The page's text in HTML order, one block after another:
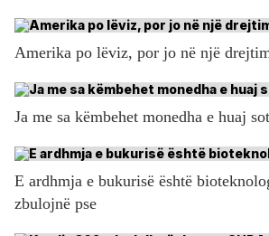
Amerika po lëviz, por jo në një
Ja me sa këmbehet monedha e huaj
E ardhmja e bukurisë është
zbulojnë pse